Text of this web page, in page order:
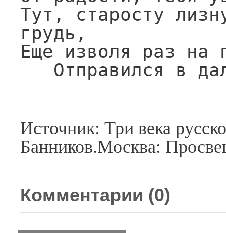
Тут, старосту
грудь,
Еще изволя раз на
Отправился в
Источник: Три века
Банников.Москва:
Комментарии (0)